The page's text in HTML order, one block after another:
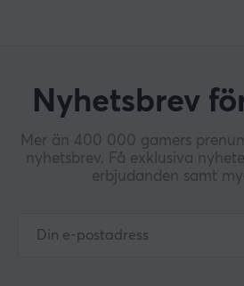
Nyhetsbrev
Mer än 400 000 gamers
nyhetsbrev. Få exklusiva
erbjudanden samt